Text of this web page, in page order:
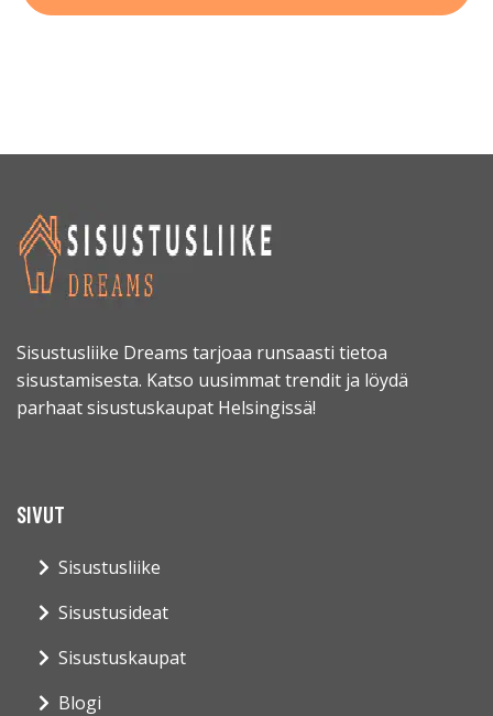
Sisustusliike Dreams tarjoaa runsaasti tietoa
sisustamisesta. Katso uusimmat trendit ja löydä
parhaat sisustuskaupat Helsingissä!
SIVUT
Sisustusliike
Sisustusideat
Sisustuskaupat
Blogi